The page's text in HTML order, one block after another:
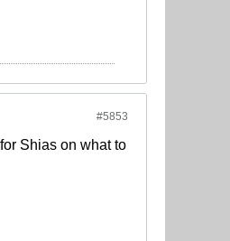
#5853
Shias on what to